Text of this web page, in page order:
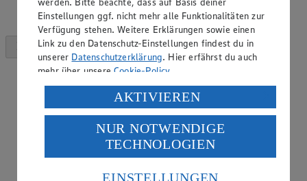
Einstellungen ggf. nicht mehr alle Funktionalitäten zur
Verfügung stehen. Weitere Erklärungen sowie einen
Link zu den Datenschutz-Einstellungen findest du in
unserer Datenschutzerklärung. Hier erfährst du auch
mehr über unsereCookie-Policy.
Verarbeitung deiner personenbezogenen Daten in den
USA durch Facebook und YouTube:
Wenn du auf „Aktivieren“ klickst, willigst du im Sinne
des Art. 49 Abs. 1 Satz 1 lit. a) DSGVO ein, dass deine
Daten in den USA verarbeitet werden. Der EuGH sieht
die USA als Land mit einem nach europäischen
AKTIVIEREN
NUR NOTWENDIGE
TECHNOLOGIEN
EINSTELLUNGEN